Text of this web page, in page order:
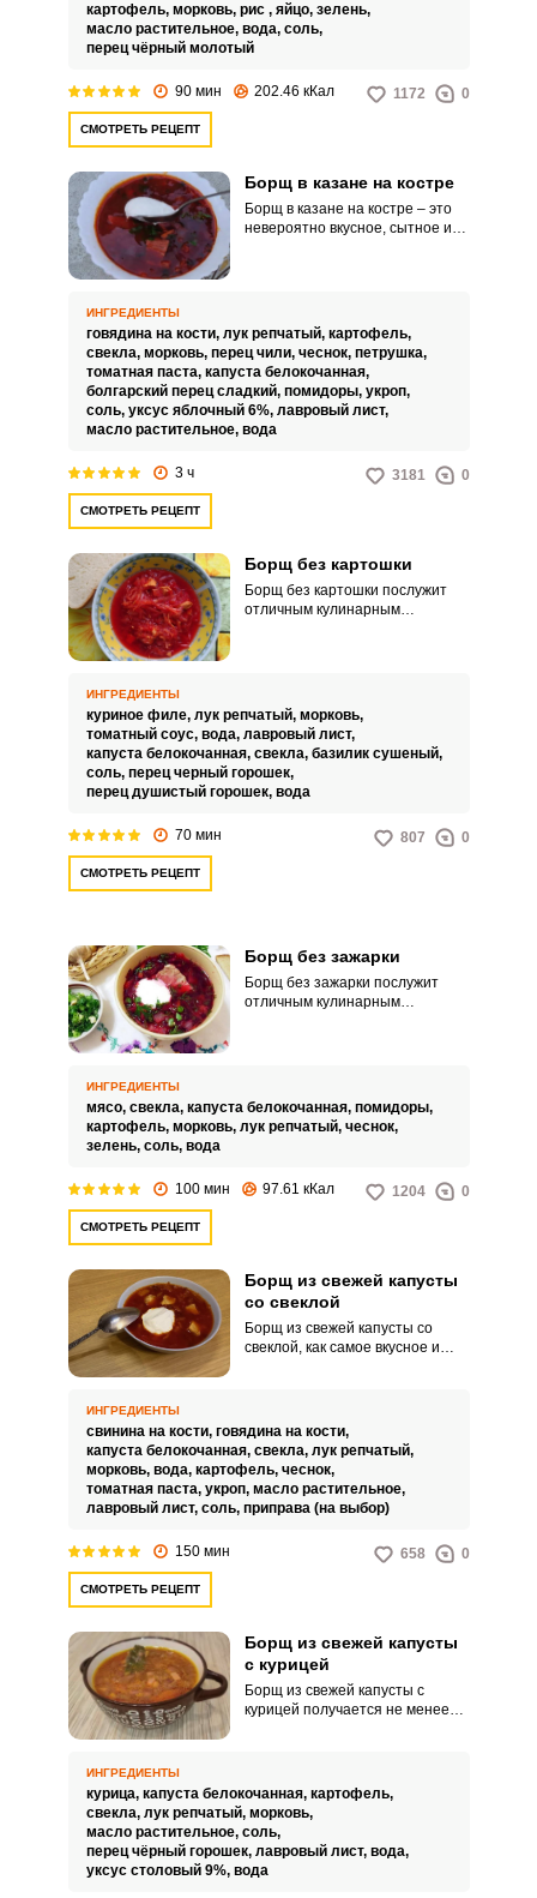
картофель, морковь, рис , яйцо, зелень,
масло растительное, вода, соль,
перец чёрный молотый
90 мин 202.46 кКал 1172 0
СМОТРЕТЬ РЕЦЕПТ
Борщ в казане на костре
Борщ в казане на костре – это
невероятно вкусное, сытное и
или в домашних условиях.
ИНГРЕДИЕНТЫ
говядина на кости, лук репчатый, картофель,
свекла, морковь, перец чили, чеснок, петрушка,
томатная паста, капуста белокочанная,
болгарский перец сладкий, помидоры, укроп,
соль, уксус яблочный 6%, лавровый лист,
масло растительное, вода
3 ч 3181 0
СМОТРЕТЬ РЕЦЕПТ
Борщ без картошки
Борщ без картошки послужит
отличным кулинарным
ИНГРЕДИЕНТЫ
куриное филе, лук репчатый, морковь,
томатный соус, вода, лавровый лист,
капуста белокочанная, свекла, базилик сушеный,
соль, перец черный горошек,
перец душистый горошек, вода
70 мин 807 0
СМОТРЕТЬ РЕЦЕПТ
Борщ без зажарки
Борщ без зажарки послужит
отличным кулинарным
полезным.
ИНГРЕДИЕНТЫ
мясо, свекла, капуста белокочанная, помидоры,
картофель, морковь, лук репчатый, чеснок,
зелень, соль, вода
100 мин 97.61 кКал 1204 0
СМОТРЕТЬ РЕЦЕПТ
Борщ из свежей капусты
со свеклой
Борщ из свежей капусты со
свеклой, как самое вкусное и
предлагается сварить такой
борщ на мясе с косточкой.
ИНГРЕДИЕНТЫ
свинина на кости, говядина на кости,
капуста белокочанная, свекла, лук репчатый,
морковь, вода, картофель, чеснок,
томатная паста, укроп, масло растительное,
лавровый лист, соль, приправа (на выбор)
150 мин 658 0
СМОТРЕТЬ РЕЦЕПТ
Борщ из свежей капусты
с курицей
Борщ из свежей капусты с
курицей получается не менее
варится быстрее. Для борща
подходит любая часть курицы.
ИНГРЕДИЕНТЫ
курица, капуста белокочанная, картофель,
свекла, лук репчатый, морковь,
масло растительное, соль,
перец чёрный горошек, лавровый лист, вода,
уксус столовый 9%, вода